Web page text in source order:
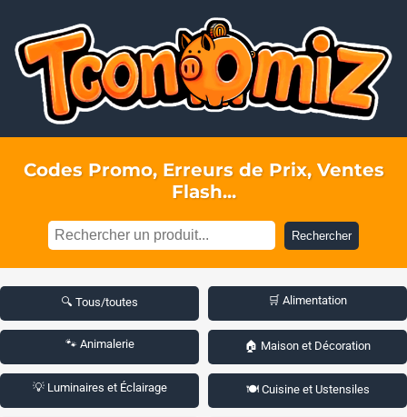
Codes Promo, Erreurs de Prix, Ventes
Flash...
Rechercher
🔍 Tous/toutes 🛒 Alimentation
🐾 Animalerie 🏠 Maison et Décoration
💡 Luminaires et Éclairage 🍽️ Cuisine et Ustensiles